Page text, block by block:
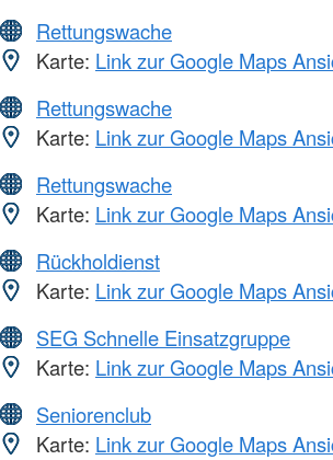
Rettungswache
Karte: Link zur Google Maps
Rettungswache
Karte: Link zur Google Maps
Rettungswache
Karte: Link zur Google Maps
Rückholdienst
Karte: Link zur Google Maps
SEG Schnelle Einsatzgruppe
Karte: Link zur Google Maps
Seniorenclub
Karte: Link zur Google Maps